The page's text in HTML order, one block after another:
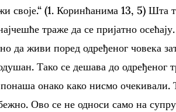
своје.“ (1. Коринћанима 13, 5)
траже да се пријатно
да живи поред одређеног човека
Тако се дешава до одређеног
онако како нисмо очекивали.
Ово се не односи само на